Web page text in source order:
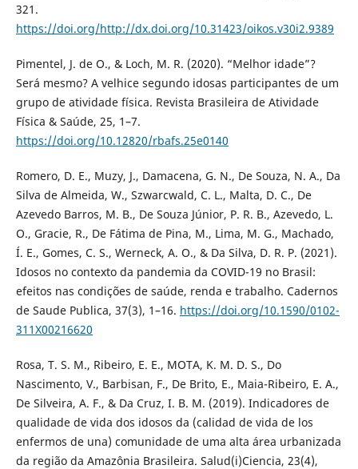
321.
https://doi.org/http://dx.doi.org/10.31423/oikos.v30i2.9389
Pimentel, J. de O., & Loch, M. R. (2020). “Melhor idade”?
Será mesmo? A velhice segundo idosas participantes de um
grupo de atividade física. Revista Brasileira de Atividade
Física & Saúde, 25, 1–7.
https://doi.org/10.12820/rbafs.25e0140
Romero, D. E., Muzy, J., Damacena, G. N., De Souza, N. A., Da
Silva de Almeida, W., Szwarcwald, C. L., Malta, D. C., De
Azevedo Barros, M. B., De Souza Júnior, P. R. B., Azevedo, L.
O., Gracie, R., De Fátima de Pina, M., Lima, M. G., Machado,
Í. E., Gomes, C. S., Werneck, A. O., & Da Silva, D. R. P. (2021).
Idosos no contexto da pandemia da COVID-19 no Brasil:
efeitos nas condições de saúde, renda e trabalho. Cadernos
de Saude Publica, 37(3), 1–16. https://doi.org/10.1590/0102-
311X00216620
Rosa, T. S. M., Ribeiro, E. E., MOTA, K. M. D. S., Do
Nascimento, V., Barbisan, F., De Brito, E., Maia-Ribeiro, E. A.,
De Silveira, A. F., & Da Cruz, I. B. M. (2019). Indicadores de
qualidade de vida dos idosos da (calidad de vida de los
enfermos de una) comunidade de uma alta área urbanizada
da região da Amazônia Brasileira. Salud(i)Ciencia, 23(4),